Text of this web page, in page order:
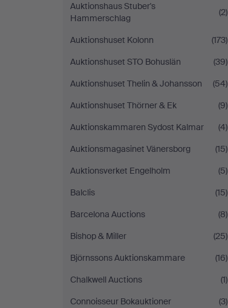
Auktionshaus Stuber's
Hammerschlag
(2)
Auktionshuset Kolonn
(173)
Auktionshuset STO Bohuslän
(39)
Auktionshuset Thelin & Johansson
(54)
Auktionshuset Thörner & Ek
(9)
Auktionskammaren Sydost Kalmar
(4)
Auktionsmagasinet Vänersborg
(15)
Auktionsverket Engelholm
(5)
Balclis
(15)
Barcelona Auctions
(8)
Bishop & Miller
(25)
Björnssons Auktionskammare
(16)
Chalkwell Auctions
(1)
Connoisseur Bokauktioner
(3)